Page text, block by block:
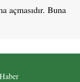
açmasıdır. Buna